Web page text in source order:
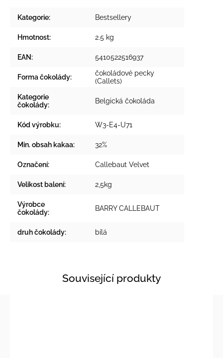
Kategorie: Bestsellery
Hmotnost: 2.5 kg
EAN: 5410522516937
Forma čokolády:
čokoládové pecky
(Callets)
Kategorie
čokolády: Belgická čokoláda
Kód výrobku: W3-E4-U71
Min. obsah kakaa: 32%
Označení: Callebaut Velvet
Velikost balení: 2,5kg
Výrobce
čokolády: BARRY CALLEBAUT
druh čokolády: bílá
Související produkty